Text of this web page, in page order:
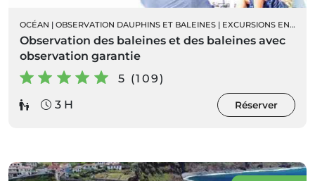
OCÉAN | OBSERVATION DAUPHINS ET BALEINES | EXCURSIONS EN BATEAU
Observation des baleines et des baleines avec
observation garantie
5 (109)
3 H
Réserver